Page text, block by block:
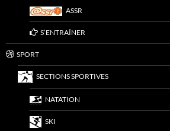
ASSR
S’ENTRAÎNER
SPORT
SECTIONS SPORTIVES
NATATION
SKI